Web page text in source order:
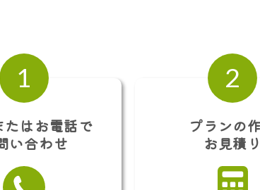
1
はお電話で
い合わせ
2
プランの
お見積り